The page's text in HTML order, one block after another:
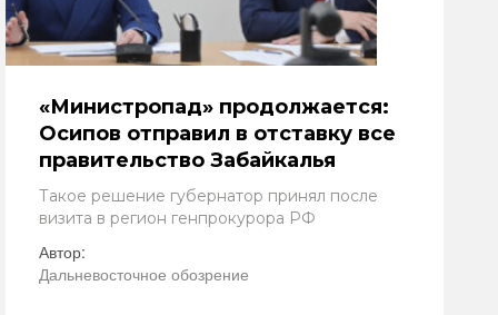
«Министропад» продолжается:
Осипов отправил в отставку все
правительство Забайкалья
Такое решение губернатор принял после
визита в регион генпрокурора РФ
Автор:
Дальневосточное обозрение